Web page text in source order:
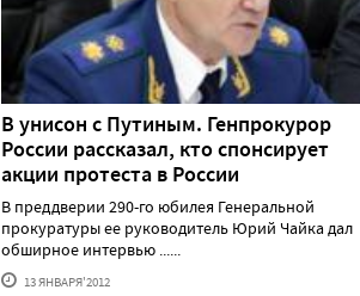
В унисон с Путиным. Генпрокурор
России рассказал, кто спонсирует
акции протеста в России
В преддверии 290-го юбилея Генеральной
прокуратуры ее руководитель Юрий Чайка дал
обширное интервью ......
13 ЯНВАРЯ'2012